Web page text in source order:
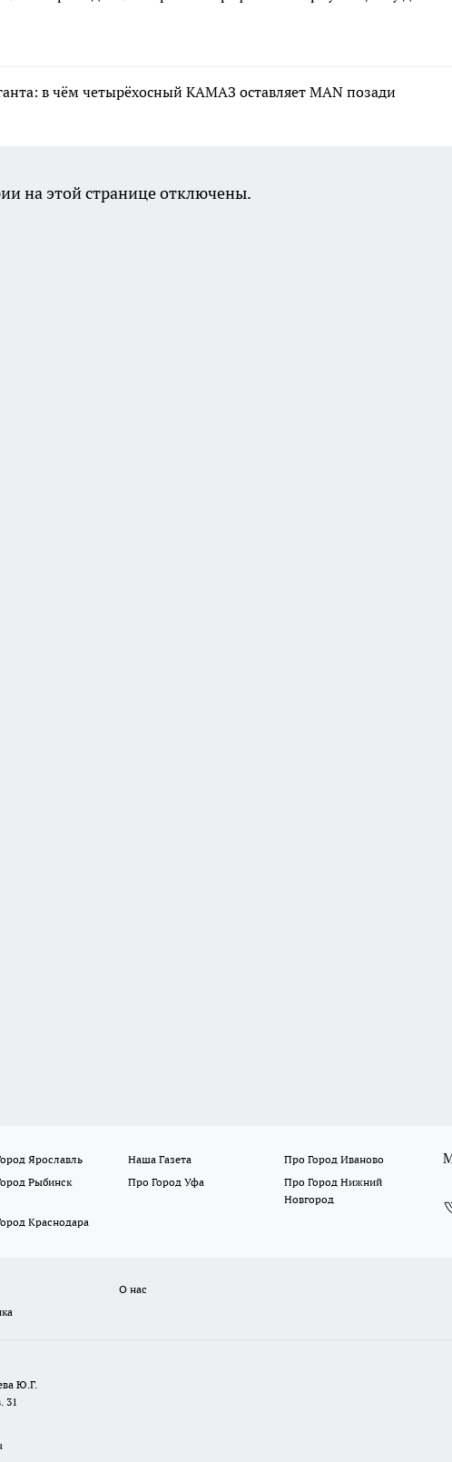
в чём четырёхосный КАМАЗ оставляет MAN позади
на этой странице отключены.
Ярославль Наша Газета
Про Город Иваново
Рыбинск Про Город Уфа
Про Город Нижний
Новгород
Краснодара
О нас
Ю.Г.
31